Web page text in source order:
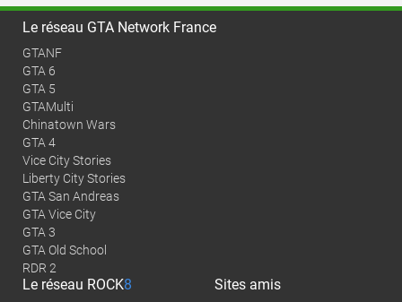
Le réseau GTA Network France
GTANF
GTA 6
GTA 5
GTAMulti
Chinatown Wars
GTA 4
Vice City Stories
Liberty City Stories
GTA San Andreas
GTA Vice City
GTA 3
GTA Old School
RDR 2
Le réseau ROCK8 Sites amis